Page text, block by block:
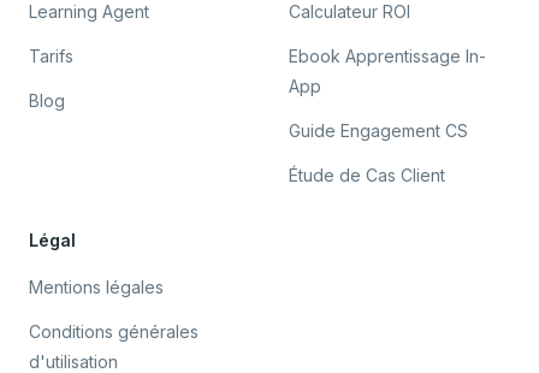
Learning Agent
Tarifs
Blog
Calculateur ROI
Ebook Apprentissage In-
App
Guide Engagement CS
Étude de Cas Client
Légal
Mentions légales
Conditions générales
d'utilisation